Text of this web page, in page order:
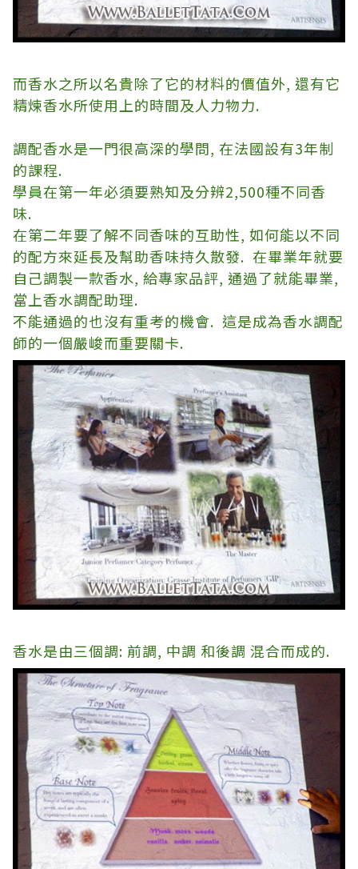
而香水之所以名貴除了它的材料的價值外, 還有它
精煉香水所使用上的時間及人力物力.
調配香水是一門很高深的學問, 在法國設有3年制
的課程.
學員在第一年必須要熟知及分辨2,500種不同香
味.
在第二年要了解不同香味的互助性, 如何能以不同
的配方來延長及幫助香味持久散發. 在畢業年就要
自己調製一款香水, 給專家品評, 通過了就能畢業,
當上香水調配助理.
不能通過的也沒有重考的機會. 這是成為香水調配
師的一個嚴峻而重要關卡.
香水是由三個調: 前調, 中調 和後調 混合而成的.